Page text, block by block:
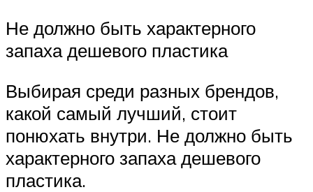
Не должно быть характерного
запаха дешевого пластика
Выбирая среди разных брендов,
какой самый лучший, стоит
понюхать внутри. Не должно быть
характерного запаха дешевого
пластика.